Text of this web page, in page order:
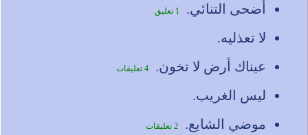
أضحى التنائي.
1 تعليق
لا تعذليه.
عيناك أرض لا تخون.
4 تعليقات
ليس الغريب.
موضي الشايع.
2 تعليقات